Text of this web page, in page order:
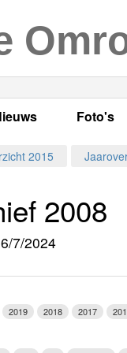
Lokaal
Foto's
2015
2008
7/2024
2019 2018 2017